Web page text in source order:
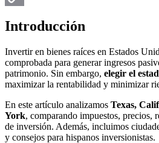
Introducción
Invertir en bienes raíces en Estados
comprobada para generar ingresos
patrimonio. Sin embargo, elegir el
maximizar la rentabilidad y minimizar
En este artículo analizamos Texas,
York, comparando impuestos, precios,
de inversión. Además, incluimos
y consejos para hispanos inversionistas.